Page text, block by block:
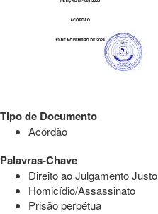
Tipo de Documento
Acórdão
Palavras-Chave
Direito ao Julgamento Justo
Homicídio/Assassinato
Prisão perpétua